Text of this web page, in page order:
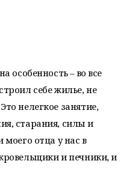
особенность – во все
себе жилье, не
нелегкое занятие,
старания, силы и
отца у нас в
и печники, и